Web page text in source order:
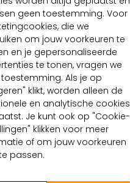
geen toestemming. Voor
die we
om jouw voorkeuren te
en je gepersonaliseerde
te tonen, vragen we
Als je op
klikt, worden alleen de
en analytische cookies
Je kunt ook op "Cookie-
klikken voor meer
of om jouw voorkeuren
passen.
de look
-20%
€